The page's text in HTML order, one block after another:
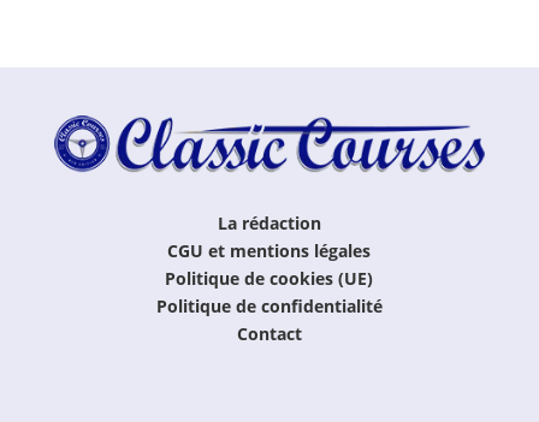
La rédaction
CGU et mentions légales
Politique de cookies (UE)
Politique de confidentialité
Contact